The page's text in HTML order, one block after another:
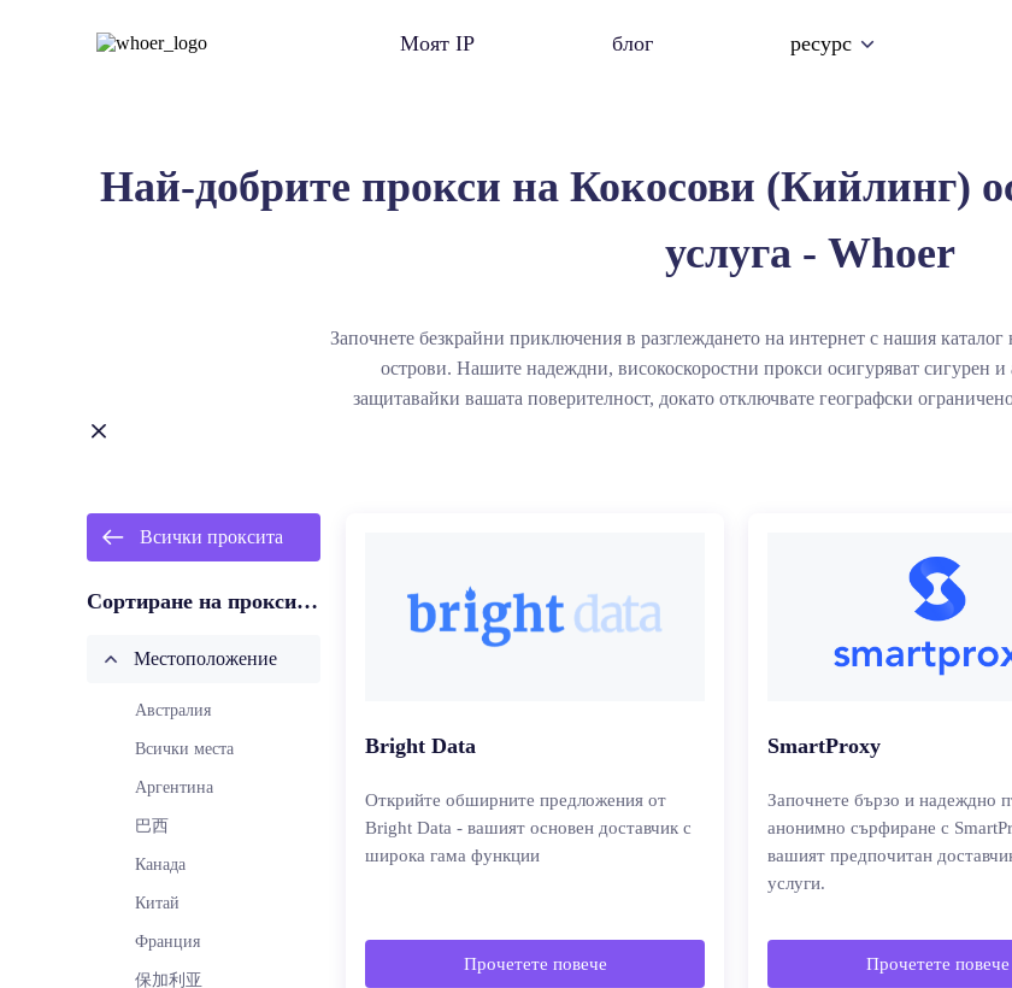
Моят IP блог ресурс
Най-добрите прокси на Кокосови (Кийлинг)
услуга - Whoer
Започнете безкрайни приключения в разглеждането на интернет с нашия
острови. Нашите надеждни, високоскоростни прокси осигуряват сигурен
защитавайки вашата поверителност, докато отключвате географски
Всички проксита
Сортиране на прокси сървъри по:
Местоположение
Австралия
Всички места
Аргентина
巴西
Канада
Китай
Франция
保加利亚
Bright Data
Открийте обширните предложения от
Bright Data - вашият основен доставчик с
широка гама функции
Прочетете повече
SmartProxy
Започнете бързо и надеждно
анонимно сърфиране с
вашият предпочитан
услуги.
Прочетете повече